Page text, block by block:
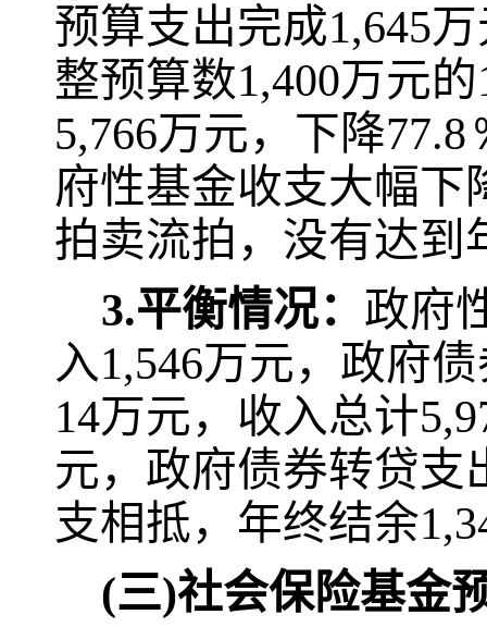
预算支出完成1,645
整预算数1,400万元的
5,766万元，下降77.8
府性基金收支大幅下
拍卖流拍，没有达到
3.平衡情况： 政府
入1,546万元，政府
14万元，收入总计
元，政府债券转贷支
支相抵，年终结余
(三)社会保险基金